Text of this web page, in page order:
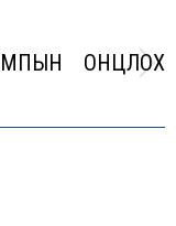
ОНЦЛОХ